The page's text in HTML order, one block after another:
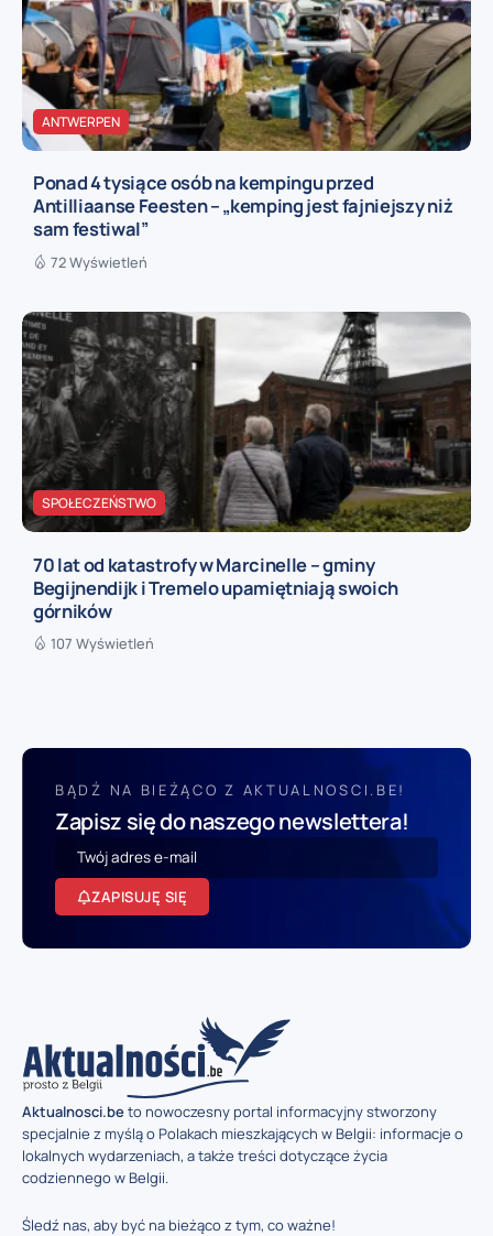
ANTWERPEN
Ponad 4 tysiące osób na kempingu przed
Antilliaanse Feesten – „kemping jest fajniejszy niż
sam festiwal”
72 Wyświetleń
SPOŁECZEŃSTWO
70 lat od katastrofy w Marcinelle – gminy
Begijnendijk i Tremelo upamiętniają swoich
górników
107 Wyświetleń
BĄDŹ NA BIEŻĄCO Z AKTUALNOSCI.BE!
Zapisz się do naszego newslettera!
ZAPISUJĘ SIĘ
Aktualnosci.beto nowoczesny portal informacyjny stworzony
specjalnie z myślą o Polakach mieszkających w Belgii: informacje o
lokalnych wydarzeniach, a także treści dotyczące życia
codziennego w Belgii.
Śledź nas, aby być na bieżąco z tym, co ważne!